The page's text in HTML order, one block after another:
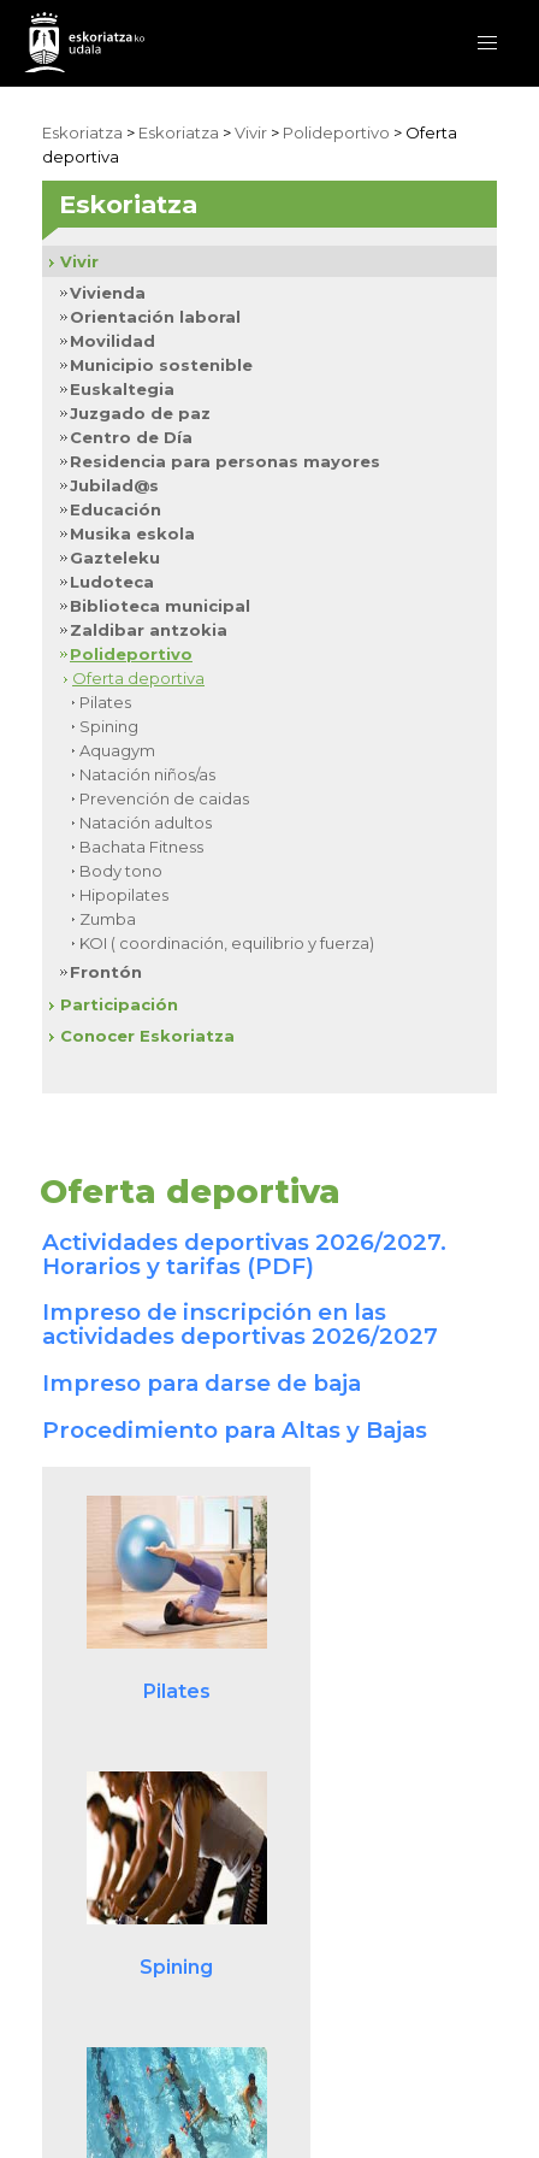
Eskoriatza > Eskoriatza >Vivir > Polideportivo > Oferta
deportiva
Oferta deportiva
Actividades deportivas 2026/2027.
Horarios y tarifas (PDF)
Impreso de inscripción en las
actividades deportivas 2026/2027
Impreso para darse de baja
Procedimiento para Altas y Bajas
Pilates
Spining
Eskoriatza
Vivir
Vivienda
Orientación laboral
Movilidad
Municipio sostenible
Euskaltegia
Juzgado de paz
Centro de Día
Residencia para personas mayores
Jubilad@s
Educación
Musika eskola
Gazteleku
Ludoteca
Biblioteca municipal
Zaldibar antzokia
Polideportivo
Oferta deportiva
Pilates
Spining
Aquagym
Natación niños/as
Prevención de caidas
Natación adultos
Bachata Fitness
Body tono
Hipopilates
Zumba
KOI ( coordinación, equilibrio y fuerza)
Frontón
Participación
Conocer Eskoriatza